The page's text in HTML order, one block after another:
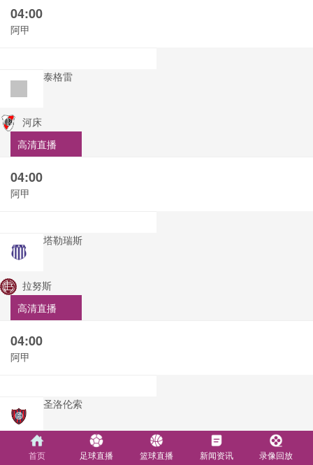
04:00
阿甲
泰格雷
河床
高清直播
04:00
阿甲
塔勒瑞斯
拉努斯
高清直播
04:00
阿甲
圣洛伦索
飓风队
首页 足球直播 篮球直播 新闻资讯 录像回放